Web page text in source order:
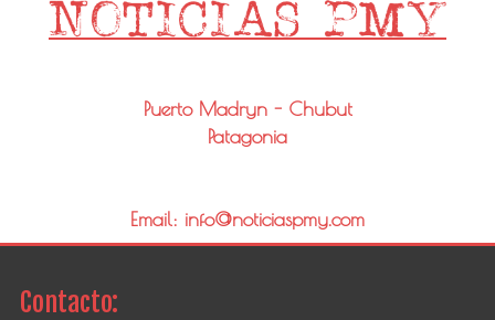
Puerto Madryn - Chubut
Patagonia
Email: info@noticiaspmy.com
Contacto: